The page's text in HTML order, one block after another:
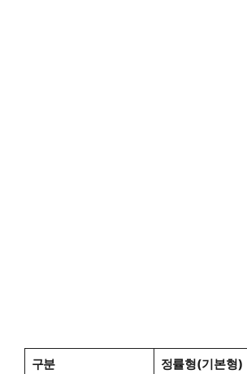
구분 정률형(기본형)